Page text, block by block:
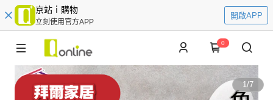
京站ｉ購物
立刻使用官方APP
開啟APP
0
1/7